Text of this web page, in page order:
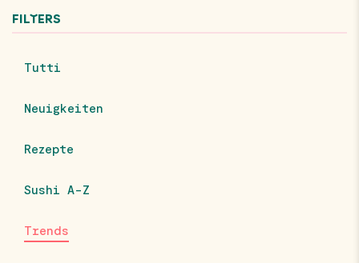
FILTERS
Tutti
Neuigkeiten
Rezepte
Sushi A-Z
Trends